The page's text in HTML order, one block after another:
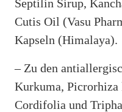
Septilin Sirup,
Cutis Oil (Vasu
Kapseln (Himalaya).
– Zu den
Kurkuma, Picrorhiza
Cordifolia und